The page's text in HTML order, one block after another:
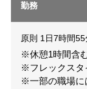
勤務
原則 1日7時間
※休憩1時間含
※フレックスタ
※一部の職場に